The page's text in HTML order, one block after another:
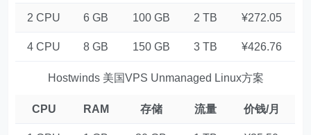
2 CPU 6 GB 100 GB 2 TB ¥272.05
4 CPU 8 GB 150 GB 3 TB ¥426.76
Hostwinds 美国VPS Unmanaged Linux方案
CPU RAM 存储 流量 价钱/月